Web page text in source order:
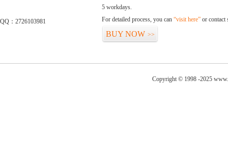
QQ：2726103981
5 workdays.
For detailed process, you can “visit here” or contact
BUY NOW >>
Copyright © 1998 -2025